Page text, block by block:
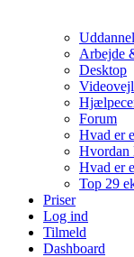
Arbejde
Desktop
Forum
Hvad er
Hvordan
Hvad er
Top 29
Priser
Log ind
Tilmeld
Dashboard